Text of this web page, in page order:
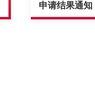
申请结果通知